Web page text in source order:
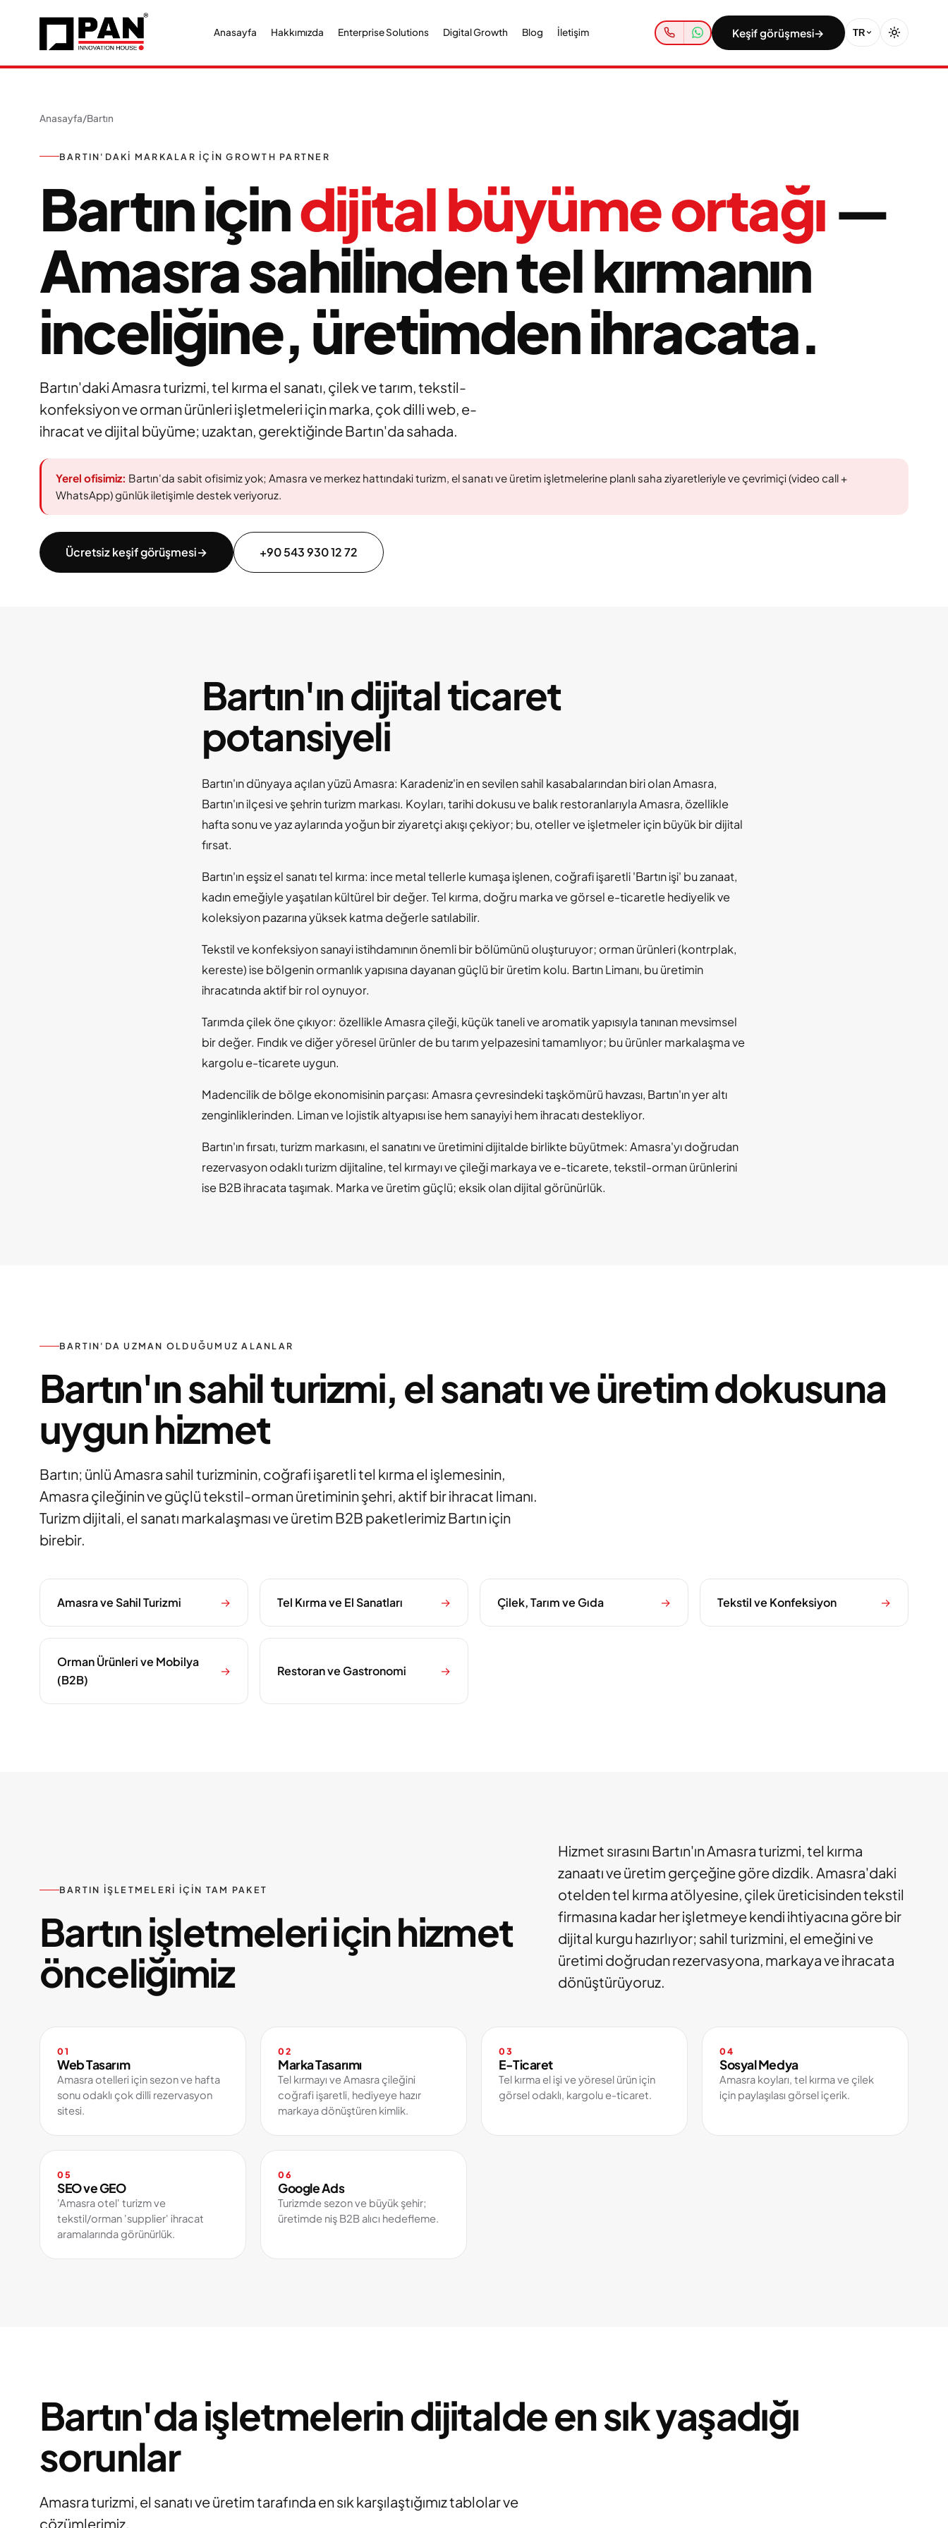
Anasayfa Hakkımızda Enterprise Solutions Digital Growth Blog İletişim Keşif görüşmesi→ TR
Anasayfa/Bartın
BARTIN'DAKI MARKALAR IÇIN GROWTH PARTNER
Bartın içindijital büyüme ortağı—
Amasra sahilinden tel kırmanın
inceliğine, üretimden ihracata.
Bartın'daki Amasra turizmi, tel kırma el sanatı, çilek ve tarım, tekstil-
konfeksiyon ve orman ürünleri işletmeleri için marka, çok dilli web, e-
ihracat ve dijital büyüme; uzaktan, gerektiğinde Bartın'da sahada.
Yerel ofisimiz: Bartın'da sabit ofisimiz yok; Amasra ve merkez hattındaki turizm, el sanatı ve üretim işletmelerine planlı saha ziyaretleriyle ve çevrimiçi (video call +
WhatsApp) günlük iletişimle destek veriyoruz.
Ücretsiz keşif görüşmesi→ +90 543 930 12 72
Bartın'ın dijital ticaret
potansiyeli
Bartın'ın dünyaya açılan yüzü Amasra: Karadeniz'in en sevilen sahil kasabalarından biri olan Amasra,
Bartın'ın ilçesi ve şehrin turizm markası. Koyları, tarihi dokusu ve balık restoranlarıyla Amasra, özellikle
hafta sonu ve yaz aylarında yoğun bir ziyaretçi akışı çekiyor; bu, oteller ve işletmeler için büyük bir dijital
fırsat.
Bartın'ın eşsiz el sanatı tel kırma: ince metal tellerle kumaşa işlenen, coğrafi işaretli 'Bartın işi' bu zanaat,
kadın emeğiyle yaşatılan kültürel bir değer. Tel kırma, doğru marka ve görsel e-ticaretle hediyelik ve
koleksiyon pazarına yüksek katma değerle satılabilir.
Tekstil ve konfeksiyon sanayi istihdamının önemli bir bölümünü oluşturuyor; orman ürünleri (kontrplak,
kereste) ise bölgenin ormanlık yapısına dayanan güçlü bir üretim kolu. Bartın Limanı, bu üretimin
ihracatında aktif bir rol oynuyor.
Tarımda çilek öne çıkıyor: özellikle Amasra çileği, küçük taneli ve aromatik yapısıyla tanınan mevsimsel
bir değer. Fındık ve diğer yöresel ürünler de bu tarım yelpazesini tamamlıyor; bu ürünler markalaşma ve
kargolu e-ticarete uygun.
Madencilik de bölge ekonomisinin parçası: Amasra çevresindeki taşkömürü havzası, Bartın'ın yer altı
zenginliklerinden. Liman ve lojistik altyapısı ise hem sanayiyi hem ihracatı destekliyor.
Bartın'ın fırsatı, turizm markasını, el sanatını ve üretimini dijitalde birlikte büyütmek: Amasra'yı doğrudan
rezervasyon odaklı turizm dijitaline, tel kırmayı ve çileği markaya ve e-ticarete, tekstil-orman ürünlerini
ise B2B ihracata taşımak. Marka ve üretim güçlü; eksik olan dijital görünürlük.
BARTIN'DA UZMAN OLDUĞUMUZ ALANLAR
Bartın'ın sahil turizmi, el sanatı ve üretim dokusuna
uygun hizmet
Bartın; ünlü Amasra sahil turizminin, coğrafi işaretli tel kırma el işlemesinin,
Amasra çileğinin ve güçlü tekstil-orman üretiminin şehri, aktif bir ihracat limanı.
Turizm dijitali, el sanatı markalaşması ve üretim B2B paketlerimiz Bartın için
birebir.
Amasra ve Sahil Turizmi → Tel Kırma ve El Sanatları → Çilek, Tarım ve Gıda → Tekstil ve Konfeksiyon →
Orman Ürünleri ve Mobilya
(B2B)
→ Restoran ve Gastronomi →
BARTIN IŞLETMELERI IÇIN TAM PAKET
Bartın işletmeleri için hizmet
önceliğimiz
Hizmet sırasını Bartın'ın Amasra turizmi, tel kırma
zanaatı ve üretim gerçeğine göre dizdik. Amasra'daki
otelden tel kırma atölyesine, çilek üreticisinden tekstil
firmasına kadar her işletmeye kendi ihtiyacına göre bir
dijital kurgu hazırlıyor; sahil turizmini, el emeğini ve
üretimi doğrudan rezervasyona, markaya ve ihracata
dönüştürüyoruz.
01
Web Tasarım
Amasra otelleri için sezon ve hafta
sonu odaklı çok dilli rezervasyon
sitesi.
02
Marka Tasarımı
Tel kırmayı ve Amasra çileğini
coğrafi işaretli, hediyeye hazır
markaya dönüştüren kimlik.
03
E-Ticaret
Tel kırma el işi ve yöresel ürün için
görsel odaklı, kargolu e-ticaret.
04
Sosyal Medya
Amasra koyları, tel kırma ve çilek
için paylaşılası görsel içerik.
05
SEO ve GEO
'Amasra otel' turizm ve
tekstil/orman 'supplier' ihracat
aramalarında görünürlük.
06
Google Ads
Turizmde sezon ve büyük şehir;
üretimde niş B2B alıcı hedefleme.
Bartın'da işletmelerin dijitalde en sık yaşadığı
sorunlar
Amasra turizmi, el sanatı ve üretim tarafında en sık karşılaştığımız tablolar ve
çözümlerimiz.